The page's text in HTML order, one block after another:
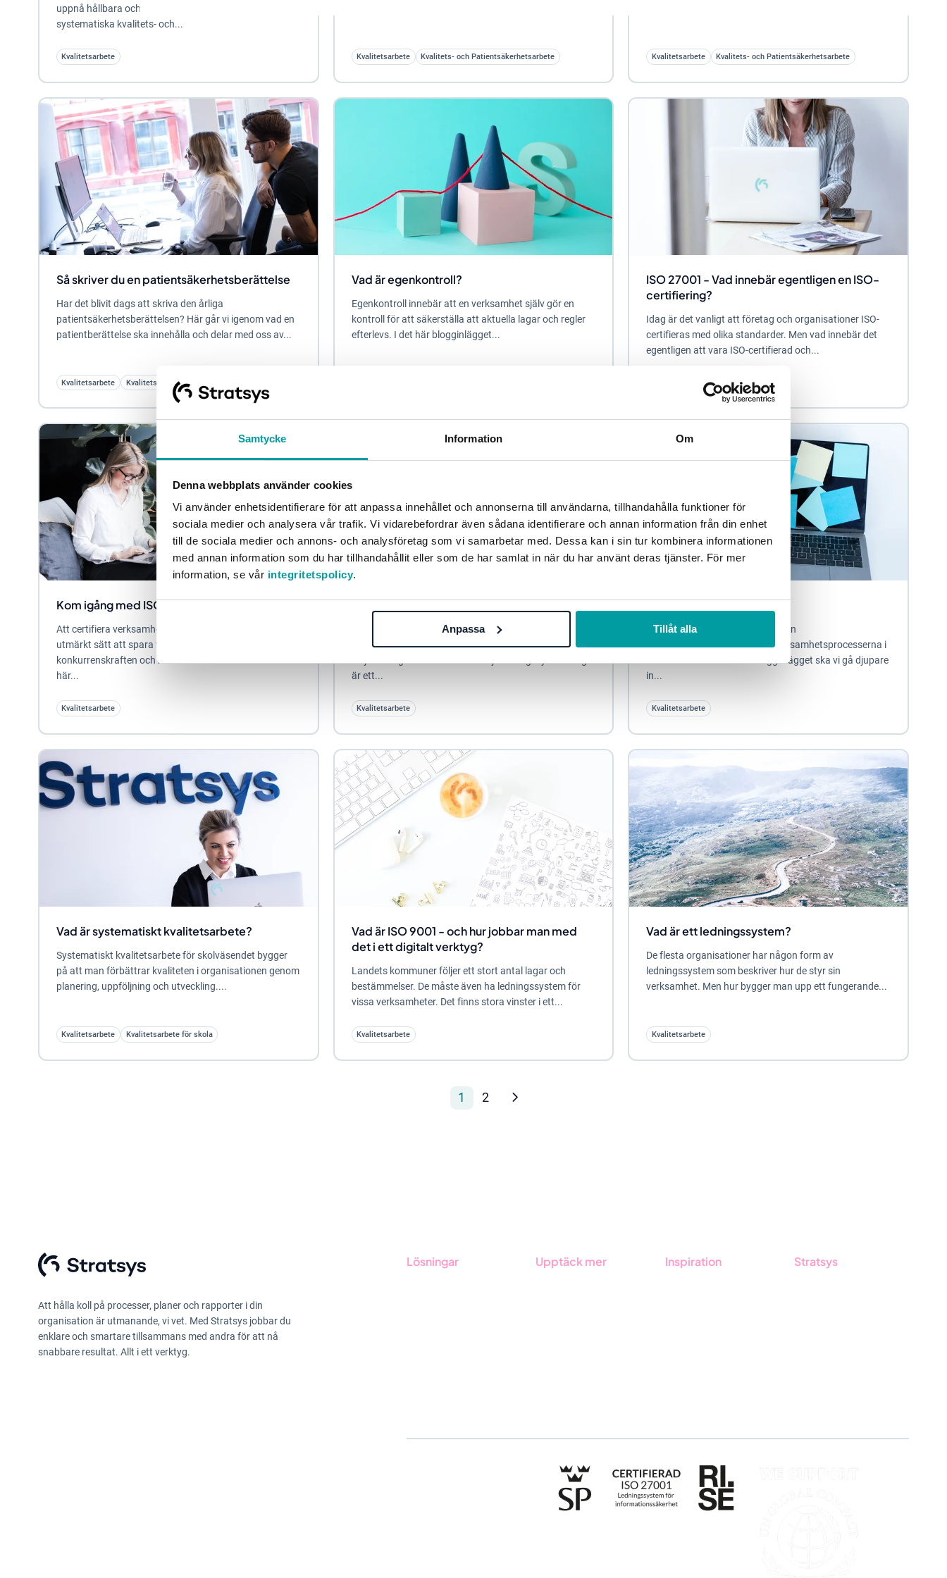
Samtycke Information Om
Denna webbplats använder cookies
Vi använder enhetsidentifierare för att anpassa innehållet och annonserna till användarna, tillhandahålla funktioner för
sociala medier och analysera vår trafik. Vi vidarebefordrar även sådana identifierare och annan information från din enhet
till de sociala medier och annons- och analysföretag som vi samarbetar med. Dessa kan i sin tur kombinera informationen
med annan information som du har tillhandahållit eller som de har samlat in när du har använt deras tjänster. För mer
information, se vår integritetspolicy.
Anpassa Tillåt alla
uppnå hållbara och långsiktiga framgångar inom det
systematiska kvalitets- och...
Kvalitetsarbete Kvalitetsarbete Kvalitets- och Patientsäkerhetsarbete Kvalitetsarbete Kvalitets- och Patientsäkerhetsarbete
Så skriver du en patientsäkerhetsberättelse
Har det blivit dags att skriva den årliga
patientsäkerhetsberättelsen? Här går vi igenom vad en
patientberättelse ska innehålla och delar med oss av...
Kvalitetsarbete Kvalitets- och Patientsäkerhetsarbete
Vad är egenkontroll?
Egenkontroll innebär att en verksamhet själv gör en
kontroll för att säkerställa att aktuella lagar och regler
efterlevs. I det här blogginlägget...
ISO 27001 - Vad innebär egentligen en ISO-
certifiering?
Idag är det vanligt att företag och organisationer ISO-
certifieras med olika standarder. Men vad innebär det
egentligen att vara ISO-certifierad och...
Kvalitetsarbete
Kom igång med ISO 9001
Att certifiera verksamheten med ISO 9001 är ett
utmärkt sätt att spara värdefull tid, öka
konkurrenskraften och möta kundernas behov. I det
här...
Kvalitetsarbete
Vad är ISO 14001?
Under ISO 14001 samlas alla standarder som berör
miljöledning, den kallas därför för
miljöledningsstandarden. Ett miljöledningssystem i sig
är ett...
Kvalitetsarbete
Vad är ISO 9001?
Enligt SIS definition är ISO 9001 en
ledningssystemstandard för verksamhetsprocesserna i
en verksamhet. I det här blogginlägget ska vi gå djupare
in...
Kvalitetsarbete
Vad är systematiskt kvalitetsarbete?
Systematiskt kvalitetsarbete för skolväsendet bygger
på att man förbättrar kvaliteten i organisationen genom
planering, uppföljning och utveckling....
Kvalitetsarbete Kvalitetsarbete för skola
Vad är ISO 9001 - och hur jobbar man med
det i ett digitalt verktyg?
Landets kommuner följer ett stort antal lagar och
bestämmelser. De måste även ha ledningssystem för
vissa verksamheter. Det finns stora vinster i ett...
Kvalitetsarbete
Vad är ett ledningssystem?
De flesta organisationer har någon form av
ledningssystem som beskriver hur de styr sin
verksamhet. Men hur bygger man upp ett fungerande...
Kvalitetsarbete
1 2
Att hålla koll på processer, planer och rapporter i din
organisation är utmanande, vi vet. Med Stratsys jobbar du
enklare och smartare tillsammans med andra för att nå
snabbare resultat. Allt i ett verktyg.
Lösningar Upptäck mer Inspiration Stratsys